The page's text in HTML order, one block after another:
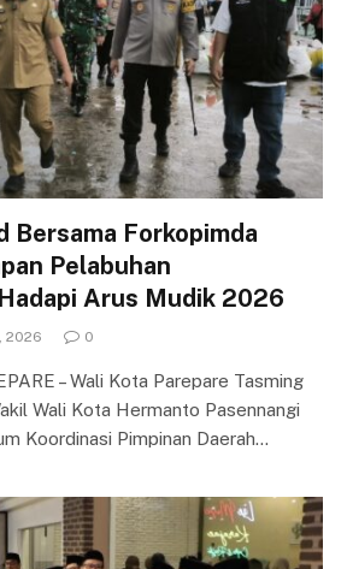
Bersama Forkopimda
Pelabuhan
Arus Mudik 2026
2026 0
– Wali Kota Parepare Tasming
Wali Kota Hermanto Pasennangi
Koordinasi Pimpinan Daerah…